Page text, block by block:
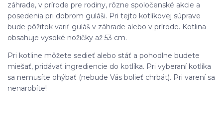
záhrade, v prírode pre rodiny, rôzne spoločenské akcie a
posedenia pri dobrom guláši. Pri tejto kotlíkovej súprave
bude pôžitok variť guláš v záhrade alebo v prírode. Kotlina
obsahuje vysoké nožičky až 53 cm.
Pri kotline môžete sedieť alebo stáť a pohodlne budete
miešať, pridávať ingrediencie do kotlíka. Pri vyberaní kotlíka
sa nemusíte ohýbať (nebude Vás bolieť chrbát). Pri varení sa
nenarobíte!